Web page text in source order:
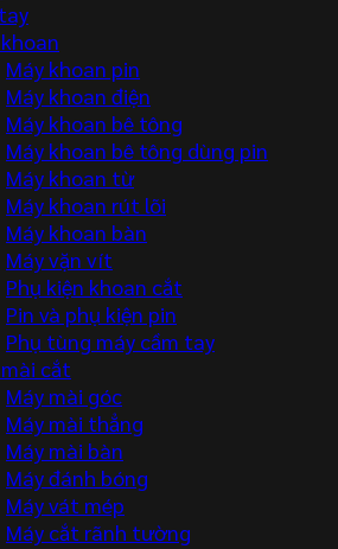
Máy khoan pin
Máy khoan điện
Máy khoan bê tông
Máy khoan bê tông dùng pin
Máy khoan từ
Máy khoan rút lõi
Máy khoan bàn
Máy vặn vít
Phụ kiện khoan cắt
Pin và phụ kiện pin
Phụ tùng máy cầm tay
cắt
Máy mài góc
Máy mài thẳng
Máy mài bàn
Máy đánh bóng
Máy vát mép
Máy cắt rãnh tường